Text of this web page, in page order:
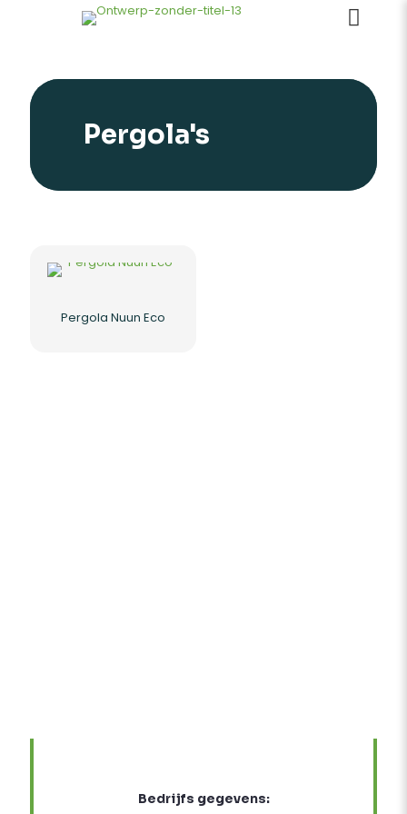
Pergola's
Pergola Nuun Eco
Bedrijfs gegevens: